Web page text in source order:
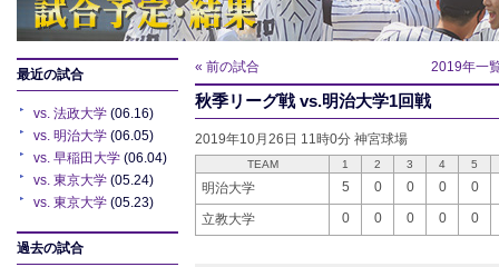
最近の試合
vs. 法政大学 (06.16)
vs. 明治大学 (06.05)
vs. 早稲田大学 (06.04)
vs. 東京大学 (05.24)
vs. 東京大学 (05.23)
過去の試合
« 前の試合 2019年一
秋季リーグ戦 vs.明治大学1回戦
2019年10月26日 11時0分 神宮球場
TEAM 1 2 3 4 5
明治大学 5 0 0 0 0
立教大学 0 0 0 0 0